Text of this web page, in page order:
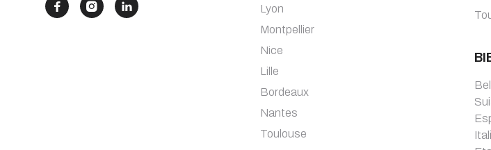
  
Lyon
Montpellier
Nice
Lille
Bordeaux
Nantes
Toulouse